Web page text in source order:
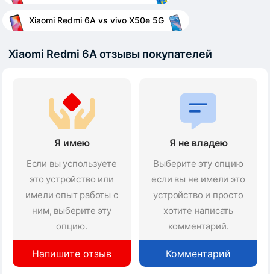
Xiaomi Redmi 6A vs vivo X50e 5G
Xiaomi Redmi 6A отзывы покупателей
Я имею
Если вы успользуете
это устройство или
имели опыт работы с
ним, выберите эту
опцию.
Напишите отзыв
Я не владею
Выберите эту опцию
если вы не имели это
устройство и просто
хотите написать
комментарий.
Комментарий